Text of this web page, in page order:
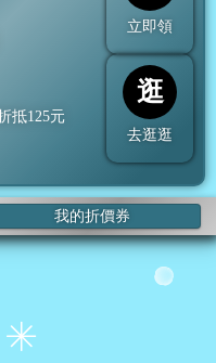
抵125元
立即領
逛
去逛逛
我的折價券